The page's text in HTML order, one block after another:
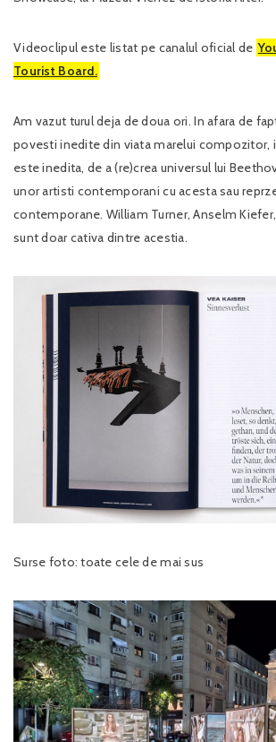
Videoclipul este listat pe canalul oficial de
Tourist Board.
Am vazut turul deja de doua ori. In afara de
povesti inedite din viata marelui compozitor,
este inedita, de a (re)crea universul lui
unor artisti contemporani cu acesta sau
contemporane. William Turner, Anselm
sunt doar cativa dintre acestia.
Surse foto: toate cele de mai sus